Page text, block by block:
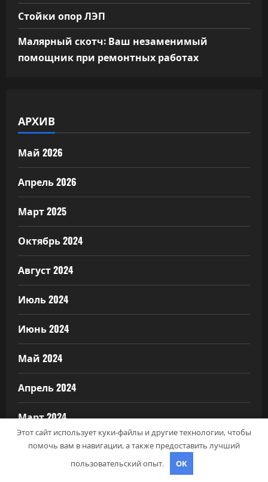
Стойки опор ЛЭП
Малярный скотч: Ваш незаменимый
помощник при ремонтных работах
АРХИВ
Май 2026
Апрель 2026
Март 2025
Октябрь 2024
Август 2024
Июль 2024
Июнь 2024
Май 2024
Апрель 2024
Март 2024
Февраль 2024
Этот сайт использует куки-файлы и другие технологии, чтобы
помочь вам в навигации, а также предоставить лучший
пользовательский опыт.
OK